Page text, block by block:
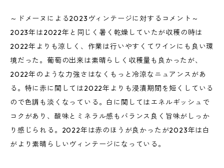
～ドメーヌによる2023ヴィンテージに対するコメント～
2023年は2022年と同じく暑く乾燥していたが収穫の時は
2022年よりも涼しく、作業は行いやすくてワインにも良い環
境だった。葡萄の出来は素晴らしく収穫量も良かったが、
2022年のような力強さはなくもっと冷涼なニュアンスがあ
る。特に赤に関しては2022年よりも浸漬期間を短くしている
ので色調も淡くなっている。白に関してはエネルギッシュで
コクがあり、酸味とミネラル感もバランス良く旨味がしっか
り感じられる。2022年は赤のほうが良かったが2023年は白
がより素晴らしいヴィンテージになっている。